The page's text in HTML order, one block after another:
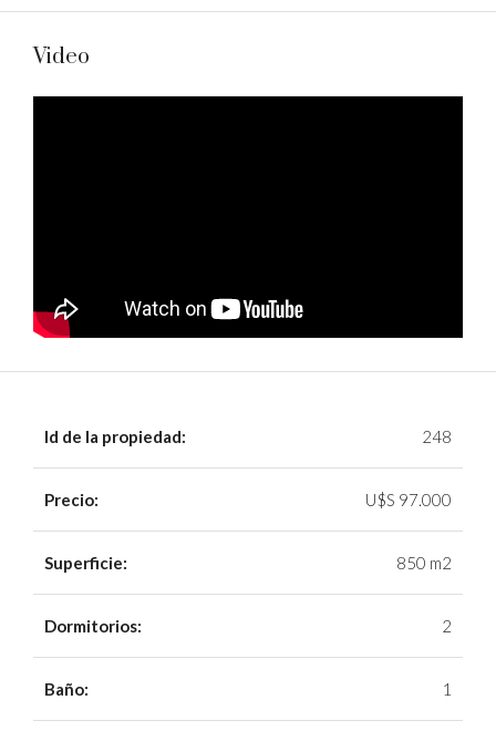
Video
Id de la propiedad: 248
Precio: U$S 97.000
Superficie: 850 m2
Dormitorios: 2
Baño: 1